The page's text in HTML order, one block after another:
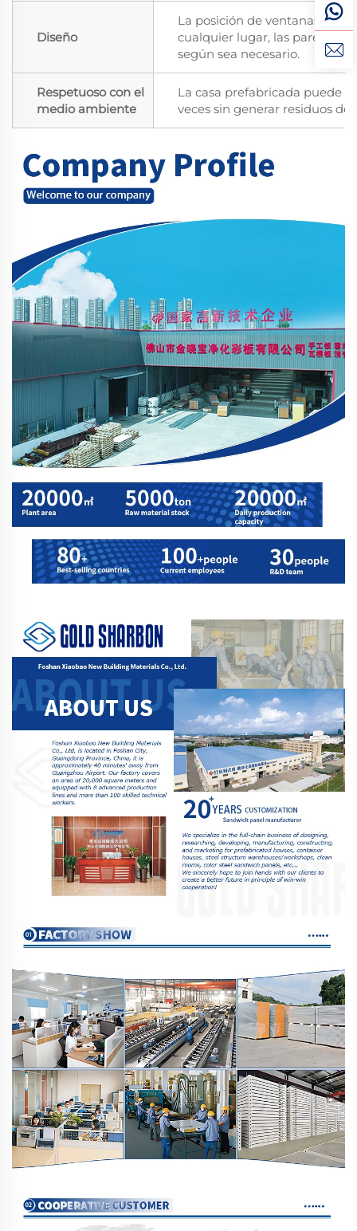
Diseño
La posición de ventanas y
cualquier lugar, las paredes
según sea necesario.
Respetuoso con el
medio ambiente
La casa prefabricada puede
veces sin generar residuos de